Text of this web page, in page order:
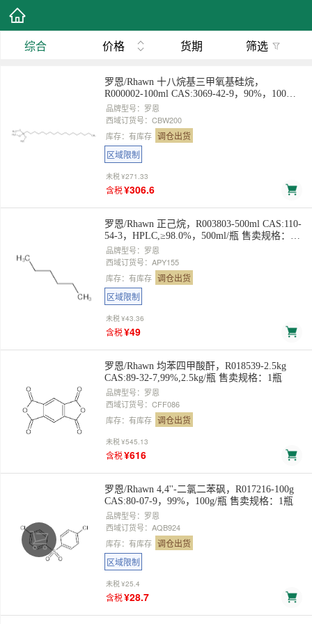
综合 价格 货期 筛选
罗恩/Rhawn 十八烷基三甲氧基硅烷，
R000002-100ml CAS:3069-42-9，90%，100ml/
瓶 售卖规格：1瓶
品牌型号：罗恩
西域订货号：CBW200
库存：有库存 调仓出货
区域限制
未税¥271.33
含税¥306.6
罗恩/Rhawn 正己烷，R003803-500ml CAS:110-
54-3，HPLC,≥98.0%，500ml/瓶 售卖规格：1
瓶
品牌型号：罗恩
西域订货号：APY155
库存：有库存 调仓出货
区域限制
未税¥43.36
含税¥49
罗恩/Rhawn 均苯四甲酸酐，R018539-2.5kg
CAS:89-32-7,99%,2.5kg/瓶 售卖规格：1瓶
品牌型号：罗恩
西域订货号：CFF086
库存：有库存 调仓出货
未税¥545.13
含税¥616
罗恩/Rhawn 4,4''-二氯二苯砜，R017216-100g
CAS:80-07-9，99%，100g/瓶 售卖规格：1瓶
品牌型号：罗恩
西域订货号：AQB924
库存：有库存 调仓出货
区域限制
未税¥25.4
含税¥28.7